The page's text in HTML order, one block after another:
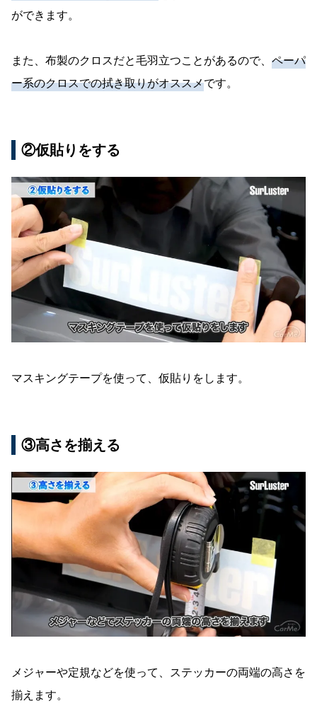
ができます。
また、布製のクロスだと毛羽立つことがあるので、 ペーパ
ー系のクロスでの拭き取りがオススメです。
②仮貼りをする
マスキングテープを使って、仮貼りをします。
③高さを揃える
メジャーや定規などを使って、ステッカーの両端の高さを
揃えます。